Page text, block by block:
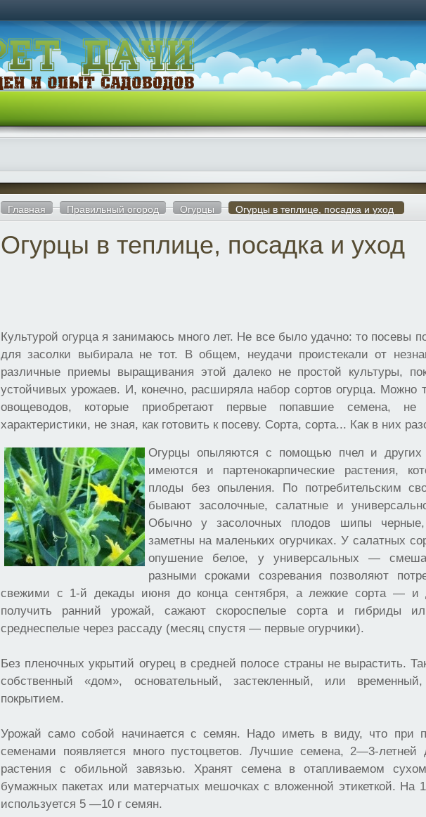
Главная Правильный огород Огурцы Огурцы в теплице, посадка и уход
Огурцы в теплице, посадка и уход
Культурой огурца я занимаюсь много лет. Не все было удачно: то посевы
для засолки выбирала не тот. В общем, неудачи проистекали от
различные приемы выращивания этой далеко не простой культуры,
устойчивых урожаев. И, конечно, расширяла набор сортов огурца. Можно
овощеводов, которые приобретают первые попавшие семена,
характеристики, не зная, как готовить к посеву. Сорта, сорта... Как в них
Огурцы опыляются с помощью пчел и других
имеются и партенокарпические растения,
плоды без опыления. По потребительским
бывают засолочные, салатные и
Обычно у засолочных плодов шипы
заметны на маленьких огурчиках. У салатных
опушение белое, у универсальных —
разными сроками созревания позволяют
свежими с 1-й декады июня до конца сентября, а лежкие сорта — и
получить ранний урожай, сажают скороспелые сорта и гибриды
среднеспелые через рассаду (месяц спустя — первые огурчики).
Без пленочных укрытий огурец в средней полосе страны не вырастить.
собственный «дом», основательный, застекленный, или
покрытием.
Урожай само собой начинается с семян. Надо иметь в виду, что при
семенами появляется много пустоцветов. Лучшие семена, 2—3-летней
растения с обильной завязью. Хранят семена в отапливаемом
бумажных пакетах или матерчатых мешочках с вложенной этикеткой. На
используется 5 —10 г семян.